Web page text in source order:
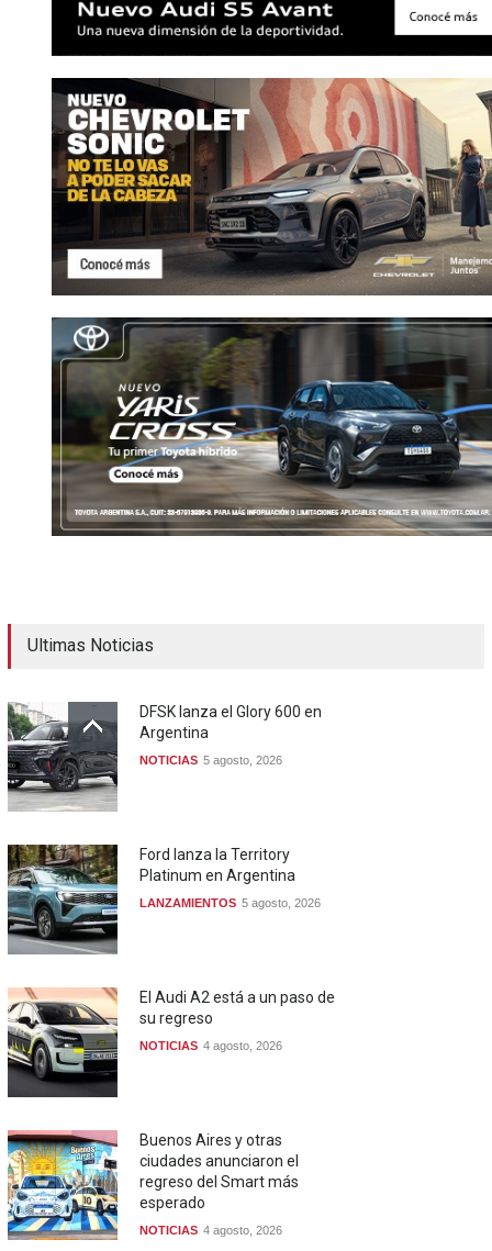
Ultimas Noticias
DFSK lanza el Glory 600 en
Argentina
NOTICIAS 5 agosto, 2026
Ford lanza la Territory
Platinum en Argentina
LANZAMIENTOS 5 agosto, 2026
El Audi A2 está a un paso de
su regreso
NOTICIAS 4 agosto, 2026
Buenos Aires y otras
ciudades anunciaron el
regreso del Smart más
esperado
NOTICIAS 4 agosto, 2026